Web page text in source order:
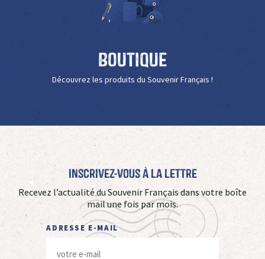
Boutique
Découvrez les produits du Souvenir Français !
Inscrivez-vous à La Lettre
Recevez l’actualité du Souvenir Français dans votre boîte
mail une fois par mois.
ADRESSE E-MAIL